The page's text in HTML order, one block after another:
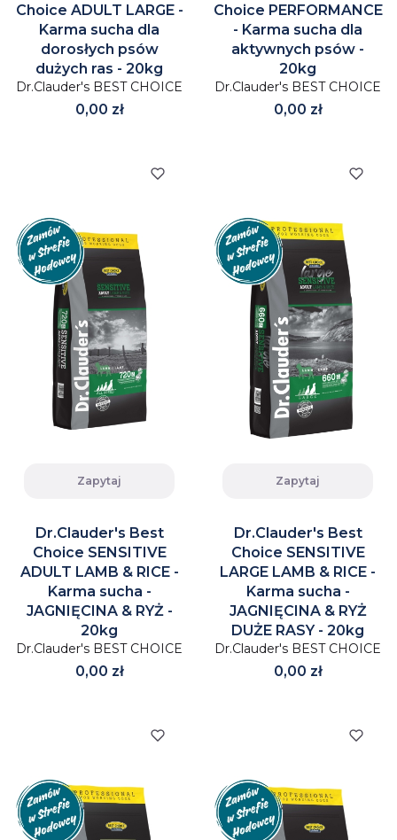
Choice ADULT LARGE -
Karma sucha dla
dorosłych psów
dużych ras - 20kg
Dr.Clauder's BEST CHOICE
Cena
0,00 zł
Choice PERFORMANCE
- Karma sucha dla
aktywnych psów -
20kg
Dr.Clauder's BEST CHOICE
Cena
0,00 zł
Zapytaj
Dr.Clauder's Best
Choice SENSITIVE
ADULT LAMB & RICE -
Karma sucha -
JAGNIĘCINA & RYŻ -
20kg
Dr.Clauder's BEST CHOICE
Cena
0,00 zł
Zapytaj
Dr.Clauder's Best
Choice SENSITIVE
LARGE LAMB & RICE -
Karma sucha -
JAGNIĘCINA & RYŻ
DUŻE RASY - 20kg
Dr.Clauder's BEST CHOICE
Cena
0,00 zł